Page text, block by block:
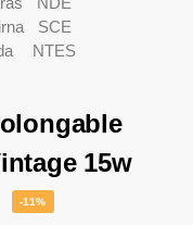
15w
-11%